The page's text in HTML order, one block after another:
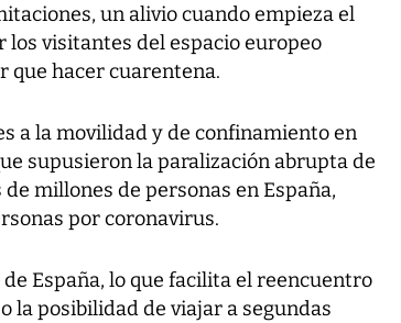
un alivio cuando empieza el
visitantes del espacio europeo
que hacer cuarentena.
a la movilidad y de confinamiento en
supusieron la paralización abrupta de
millones de personas en España,
por coronavirus.
España, lo que facilita el reencuentro
la posibilidad de viajar a segundas